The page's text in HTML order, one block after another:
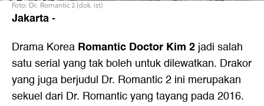
Foto: Dr. Romantic 2 (dok. ist)
Jakarta-
Drama Korea Romantic Doctor Kim 2jadi salah
satu serial yang tak boleh untuk dilewatkan. Drakor
yang juga berjudul Dr. Romantic 2 ini merupakan
sekuel dari Dr. Romantic yang tayang pada 2016.